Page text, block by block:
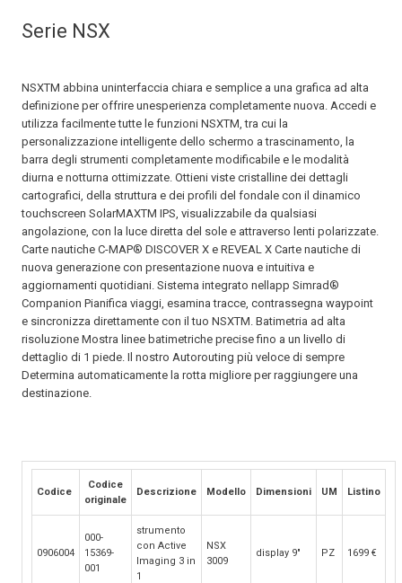
Serie NSX
NSXTM abbina uninterfaccia chiara e semplice a una grafica ad alta
definizione per offrire unesperienza completamente nuova. Accedi e
utilizza facilmente tutte le funzioni NSXTM, tra cui la
personalizzazione intelligente dello schermo a trascinamento, la
barra degli strumenti completamente modificabile e le modalità
diurna e notturna ottimizzate. Ottieni viste cristalline dei dettagli
cartografici, della struttura e dei profili del fondale con il dinamico
touchscreen SolarMAXTM IPS, visualizzabile da qualsiasi
angolazione, con la luce diretta del sole e attraverso lenti polarizzate.
Carte nautiche C-MAP® DISCOVER X e REVEAL X Carte nautiche di
nuova generazione con presentazione nuova e intuitiva e
aggiornamenti quotidiani. Sistema integrato nellapp Simrad®
Companion Pianifica viaggi, esamina tracce, contrassegna waypoint
e sincronizza direttamente con il tuo NSXTM. Batimetria ad alta
risoluzione Mostra linee batimetriche precise fino a un livello di
dettaglio di 1 piede. Il nostro Autorouting più veloce di sempre
Determina automaticamente la rotta migliore per raggiungere una
destinazione.
Codice
Codice
originale
Descrizione Modello Dimensioni UM Listino
0906004
000-
15369-
001
strumento
con Active
Imaging 3 in
1
NSX
3009
display 9" PZ 1699 €